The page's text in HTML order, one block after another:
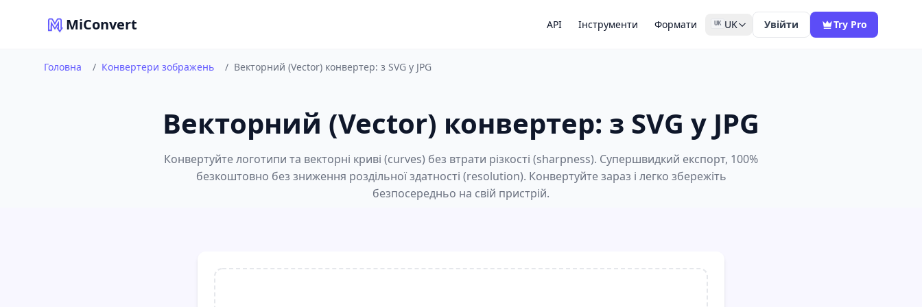
MiConvert API Інструменти Формати UK UK Увійти Try Pro
Головна / Конвертери зображень / Векторний (Vector) конвертер: з SVG у JPG
Векторний (Vector) конвертер: з SVG у JPG
Конвертуйте логотипи та векторні криві (curves) без втрати різкості (sharpness). Супершвидкий експорт, 100%
безкоштовно без зниження роздільної здатності (resolution). Конвертуйте зараз і легко збережіть
безпосередньо на свій пристрій.